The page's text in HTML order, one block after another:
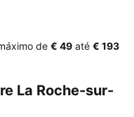
de ‎€ 49 até ‎€ 193
La Roche-sur-